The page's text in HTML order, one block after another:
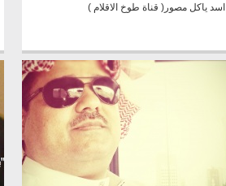
اسد ياكل مصور( قناة طوخ الاقلام )